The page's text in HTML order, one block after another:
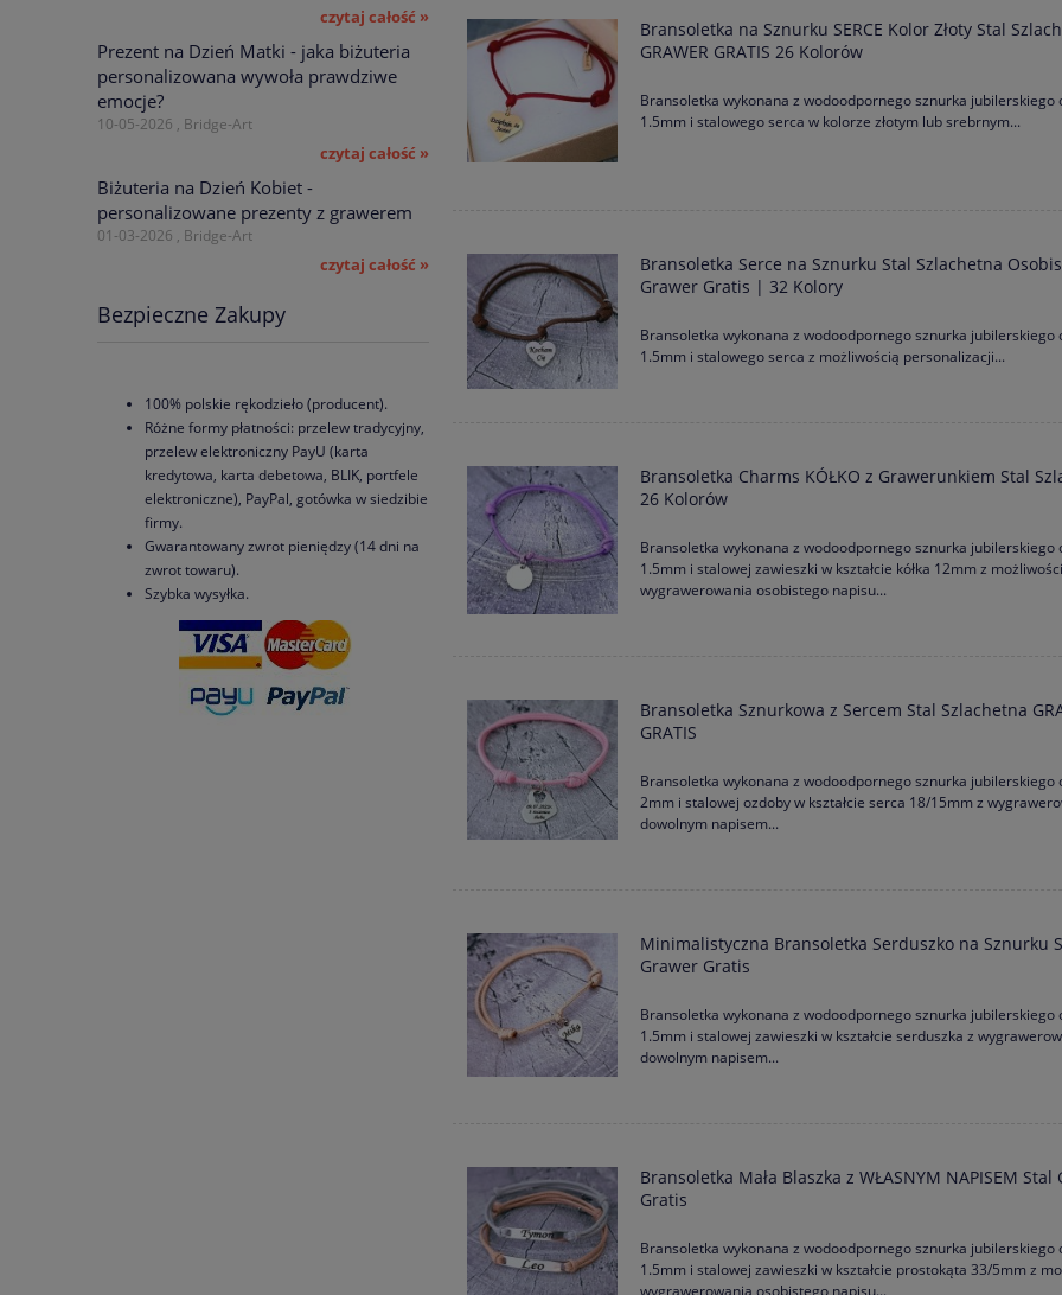
czytaj całość »
Prezent na Dzień Matki - jaka biżuteria
personalizowana wywoła prawdziwe
emocje?
10-05-2026 , Bridge-Art
czytaj całość »
Biżuteria na Dzień Kobiet -
personalizowane prezenty z grawerem
01-03-2026 , Bridge-Art
czytaj całość »
Bezpieczne Zakupy
100% polskie rękodzieło (producent).
Różne formy płatności: przelew tradycyjny,
przelew elektroniczny PayU (karta
kredytowa, karta debetowa, BLIK, portfele
elektroniczne), PayPal, gotówka w siedzibie
firmy.
Gwarantowany zwrot pieniędzy (14 dni na
zwrot towaru).
Szybka wysyłka.
Bransoletka na Sznurku SERCE Kolor Złoty Stal
GRAWER GRATIS 26 Kolorów
Bransoletka wykonana z wodoodpornego sznurka jubilerskiego
1.5mm i stalowego serca w kolorze złotym lub srebrnym...
Bransoletka Serce na Sznurku Stal Szlachetna
Grawer Gratis | 32 Kolory
Bransoletka wykonana z wodoodpornego sznurka jubilerskiego
1.5mm i stalowego serca z możliwością personalizacji...
Bransoletka Charms KÓŁKO z Grawerunkiem Stal
26 Kolorów
Bransoletka wykonana z wodoodpornego sznurka jubilerskiego
1.5mm i stalowej zawieszki w kształcie kółka 12mm z
wygrawerowania osobistego napisu...
Bransoletka Sznurkowa z Sercem Stal Szlachetna
GRATIS
Bransoletka wykonana z wodoodpornego sznurka jubilerskiego
2mm i stalowej ozdoby w kształcie serca 18/15mm z
dowolnym napisem...
Minimalistyczna Bransoletka Serduszko na Sznurku
Grawer Gratis
Bransoletka wykonana z wodoodpornego sznurka jubilerskiego
1.5mm i stalowej zawieszki w kształcie serduszka z
dowolnym napisem...
Bransoletka Mała Blaszka z WŁASNYM NAPISEM Stal
Gratis
Bransoletka wykonana z wodoodpornego sznurka jubilerskiego
1.5mm i stalowej zawieszki w kształcie prostokąta 33/5mm z
wygrawerowania osobistego napisu...